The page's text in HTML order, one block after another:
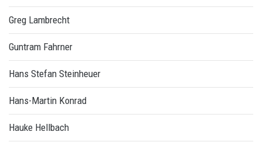
Greg Lambrecht
Guntram Fahrner
Hans Stefan Steinheuer
Hans-Martin Konrad
Hauke Hellbach